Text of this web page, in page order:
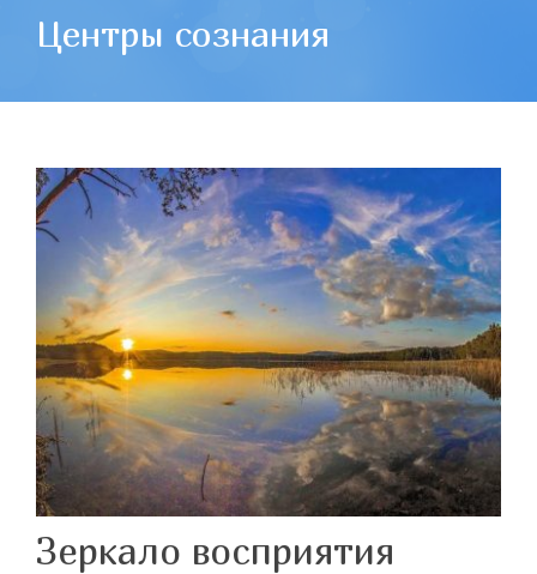
Центры сознания
Зеркало восприятия